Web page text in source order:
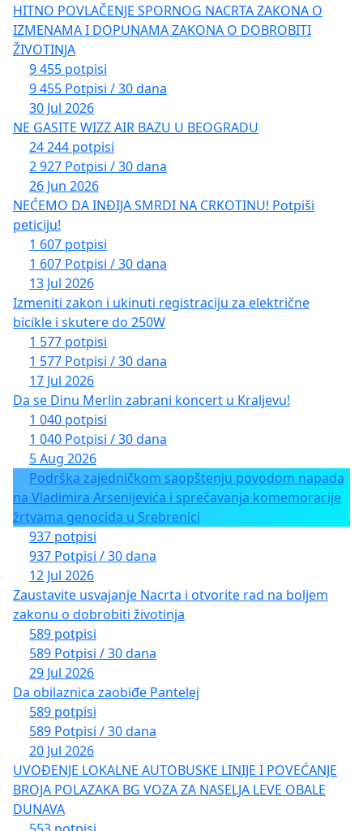
HITNO POVLAČENJE SPORNOG NACRTA ZAKONA O
IZMENAMA I DOPUNAMA ZAKONA O DOBROBITI
ŽIVOTINJA
9 455 potpisi
9 455 Potpisi / 30 dana
30 Jul 2026
NE GASITE WIZZ AIR BAZU U BEOGRADU
24 244 potpisi
2 927 Potpisi / 30 dana
26 Jun 2026
NEĆEMO DA INĐIJA SMRDI NA CRKOTINU! Potpiši
peticiju!
1 607 potpisi
1 607 Potpisi / 30 dana
13 Jul 2026
Izmeniti zakon i ukinuti registraciju za električne
bicikle i skutere do 250W
1 577 potpisi
1 577 Potpisi / 30 dana
17 Jul 2026
Da se Dinu Merlin zabrani koncert u Kraljevu!
1 040 potpisi
1 040 Potpisi / 30 dana
5 Aug 2026
Podrška zajedničkom saopštenju povodom napada
na Vladimira Arsenijevića i sprečavanja komemoracije
žrtvama genocida u Srebrenici
937 potpisi
937 Potpisi / 30 dana
12 Jul 2026
Zaustavite usvajanje Nacrta i otvorite rad na boljem
zakonu o dobrobiti životinja
589 potpisi
589 Potpisi / 30 dana
29 Jul 2026
Da obilaznica zaobiđe Pantelej
589 potpisi
589 Potpisi / 30 dana
20 Jul 2026
UVOĐENJE LOKALNE AUTOBUSKE LINIJE I POVEĆANJE
BROJA POLAZAKA BG VOZA ZA NASELJA LEVE OBALE
DUNAVA